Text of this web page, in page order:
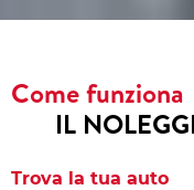
Come funziona
IL
Trova la tua auto